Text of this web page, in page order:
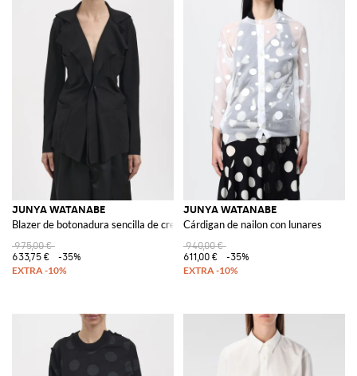
JUNYA WATANABE
Blazer de botonadura sencilla de crepé de con aplique de volantes
975,00 €
633,75 €
-35%
JUNYA WATANABE
Cárdigan de nailon con lunares
940,00 €
611,00 €
-35%